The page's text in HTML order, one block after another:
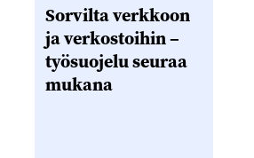
Sorvilta verkkoon
ja verkostoihin –
työsuojelu seuraa
mukana